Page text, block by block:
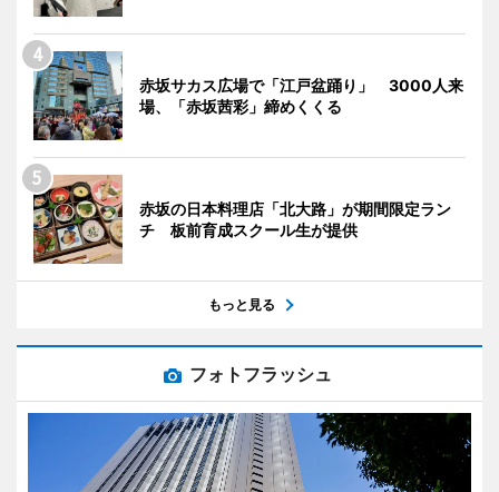
赤坂サカス広場で「江戸盆踊り」 3000人来
場、「赤坂茜彩」締めくくる
赤坂の日本料理店「北大路」が期間限定ラン
チ 板前育成スクール生が提供
もっと見る
フォトフラッシュ